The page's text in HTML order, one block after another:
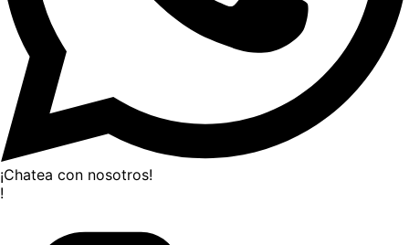
¡Chatea con nosotros!
!